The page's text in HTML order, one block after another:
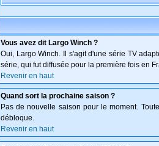
Vous avez dit Largo Winch ?
Oui, Largo Winch. Il s'agit d'une série TV
série, qui fut diffusée pour la première fois en
Revenir en haut
Quand sort la prochaine saison ?
Pas de nouvelle saison pour le moment.
débloque.
Revenir en haut